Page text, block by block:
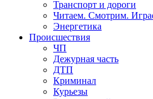
Транспорт и дороги
Читаем. Смотрим.
Энергетика
Происшествия
ЧП
Дежурная часть
ДТП
Криминал
Курьезы